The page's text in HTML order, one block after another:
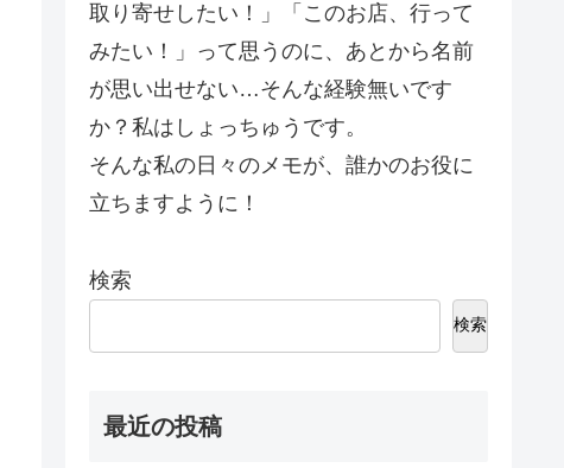
取り寄せしたい！」「このお店、行って
みたい！」って思うのに、あとから名前
が思い出せない…そんな経験無いです
か？私はしょっちゅうです。
そんな私の日々のメモが、誰かのお役に
立ちますように！
検索
検索
最近の投稿